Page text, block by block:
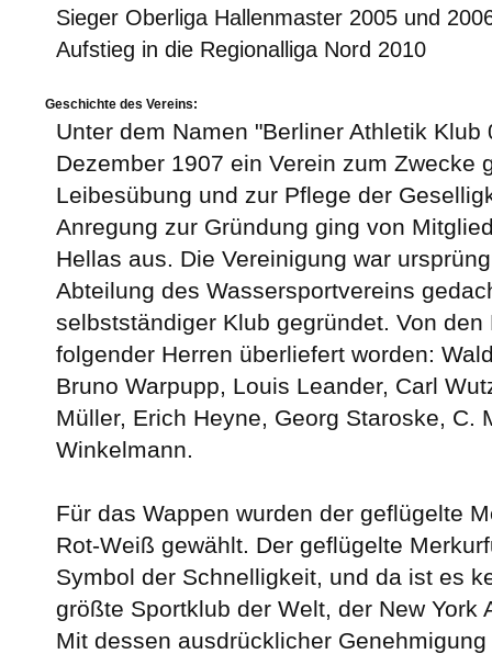
Sieger Oberliga Hallenmaster 2005 und
Aufstieg in die Regionalliga Nord 2010
Geschichte des Vereins:
Unter dem Namen "Berliner Athletik
Dezember 1907 ein Verein zum Zwecke
Leibesübung und zur Pflege der
Anregung zur Gründung ging von
Hellas aus. Die Vereinigung war
Abteilung des Wassersportvereins
selbstständiger Klub gegründet. Von
folgender Herren überliefert worden:
Bruno Warpupp, Louis Leander, Carl
Müller, Erich Heyne, Georg Staroske, C.
Winkelmann.
Für das Wappen wurden der geflügelte
Rot-Weiß gewählt. Der geflügelte
Symbol der Schnelligkeit, und da ist es
größte Sportklub der Welt, der New York
Mit dessen ausdrücklicher